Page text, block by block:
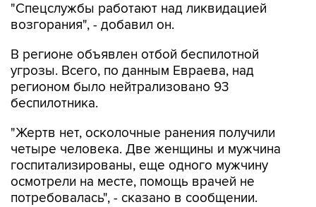
"Спецслужбы работают над ликвидацией
возгорания", - добавил он.
В регионе объявлен отбой беспилотной
угрозы. Всего, по данным Евраева, над
регионом было нейтрализовано 93
беспилотника.
"Жертв нет, осколочные ранения получили
четыре человека. Две женщины и мужчина
госпитализированы, еще одного мужчину
осмотрели на месте, помощь врачей не
потребовалась", - сказано в сообщении.